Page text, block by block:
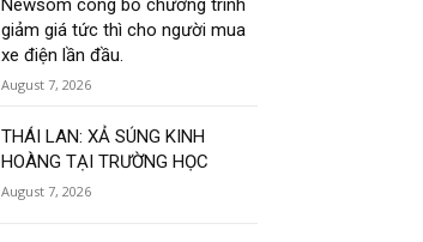
Newsom công bố chương trình
giảm giá tức thì cho người mua
xe điện lần đầu.
August 7, 2026
THÁI LAN: XẢ SÚNG KINH
HOÀNG TẠI TRƯỜNG HỌC
August 7, 2026